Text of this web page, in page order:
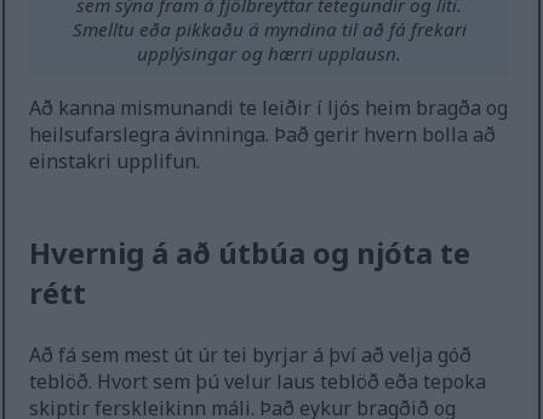
sem sýna fram á fjölbreyttar tetegundir og liti.
Smelltu eða pikkaðu á myndina til að fá frekari
upplýsingar og hærri upplausn.
Að kanna mismunandi te leiðir í ljós heim bragða og
heilsufarslegra ávinninga. Það gerir hvern bolla að
einstakri upplifun.
Hvernig á að útbúa og njóta te
rétt
Að fá sem mest út úr tei byrjar á því að velja góð
teblöð. Hvort sem þú velur laus teblöð eða tepoka
skiptir ferskleikinn máli. Það eykur bragðið og